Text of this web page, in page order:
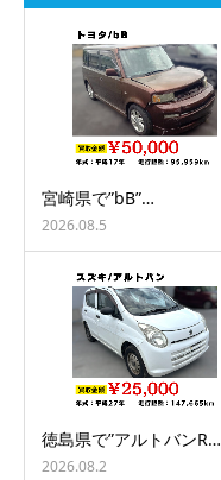
宮崎県で”bB”…
2026.08.5
徳島県で”アルトバンR…
2026.08.2